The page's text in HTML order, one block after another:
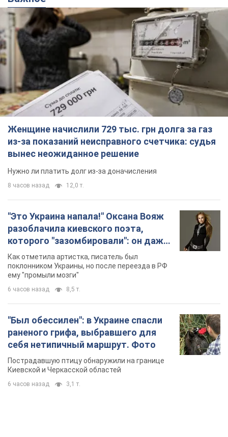
Женщине начислили 729 тыс. грн долга за газ
из-за показаний неисправного счетчика: судья
вынес неожиданное решение
Нужно ли платить долг из-за доначисления
8 часов назад 12,0 т.
"Это Украина напала!" Оксана Вояж
разоблачила киевского поэта,
которого "зазомбировали": он даже
русского не знал, а теперь хочет
геноцида украинцев
Как отметила артистка, писатель был
поклонником Украины, но после переезда в РФ
ему "промыли мозги"
6 часов назад 8,5 т.
"Был обессилен": в Украине спасли
раненого грифа, выбравшего для
себя нетипичный маршрут. Фото
Пострадавшую птицу обнаружили на границе
Киевской и Черкасской областей
6 часов назад 3,1 т.